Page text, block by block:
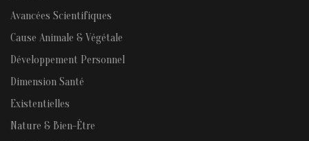
Avancées Scientifiques
Cause Animale & Végétale
Développement Personnel
Dimension Santé
Existentielles
Nature & Bien-Être